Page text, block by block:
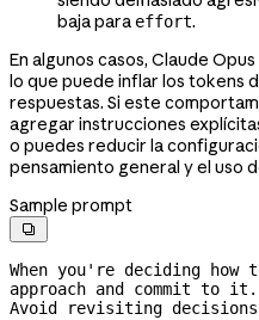
baja para effort.
En algunos casos, Claude
lo que puede inflar los tokens
respuestas. Si este
agregar instrucciones
o puedes reducir la
pensamiento general y el uso
Sample prompt

When you're deciding how
approach and commit to it.
Avoid revisiting decisions